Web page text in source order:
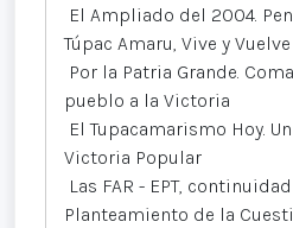
El Ampliado del 2004.
Túpac Amaru, Vive y Vuelve
Por la Patria Grande.
pueblo a la Victoria
El Tupacamarismo Hoy.
Victoria Popular
Las FAR - EPT,
Planteamiento de la